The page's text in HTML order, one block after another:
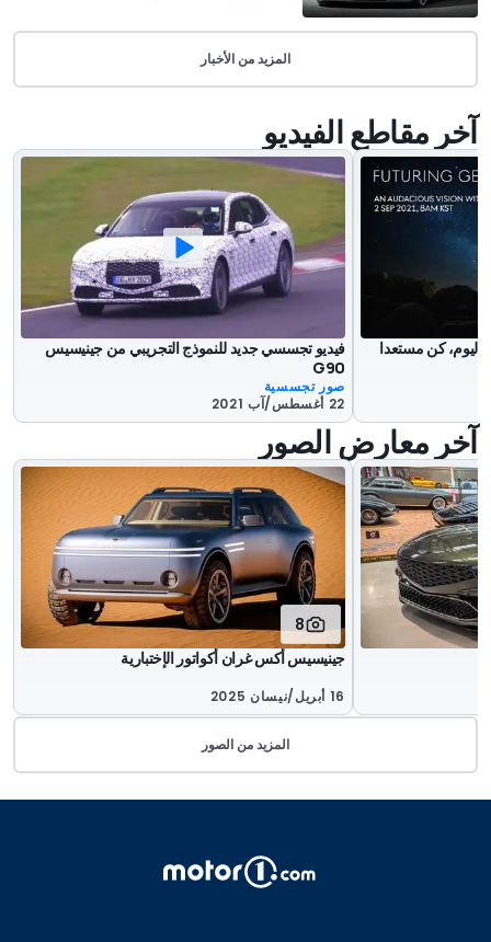
المزيد من الأخبار
آخر مقاطع الفيديو
كن مستعدا
فيديو تجسسي جديد للنموذج التجريبي من جينيسيس
G90
صور تجسسية
22 أغسطس/آب 2021
آخر معارض الصور
8
جينيسيس أكس غران أكواتور الإختبارية
16 أبريل/نيسان 2025
المزيد من الصور